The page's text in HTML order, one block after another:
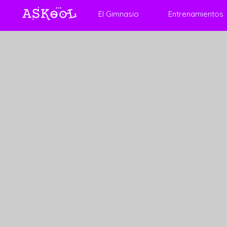
El Gimnasio Entrenamientos